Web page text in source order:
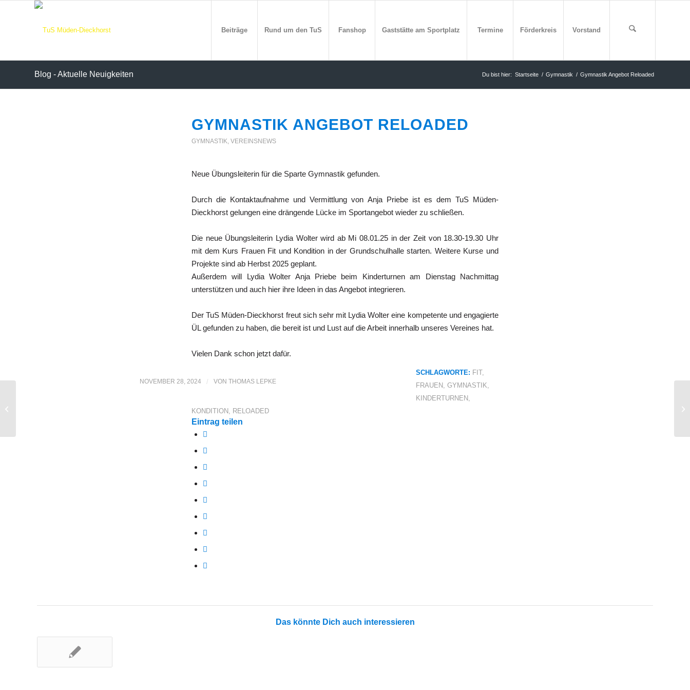
Beiträge Rund um den TuS Fanshop Gaststätte am Sportplatz Termine Förderkreis Vorstand
Blog - Aktuelle Neuigkeiten Du bist hier: Startseite / Gymnastik / Gymnastik Angebot Reloaded
GYMNASTIK ANGEBOT RELOADED
GYMNASTIK, VEREINSNEWS
Neue Übungsleiterin für die Sparte Gymnastik gefunden.
Durch die Kontaktaufnahme und Vermittlung von Anja Priebe ist es dem TuS Müden-
Dieckhorst gelungen eine drängende Lücke im Sportangebot wieder zu schließen.
Die neue Übungsleiterin Lydia Wolter wird ab Mi 08.01.25 in der Zeit von 18.30-19.30 Uhr
mit dem Kurs Frauen Fit und Kondition in der Grundschulhalle starten. Weitere Kurse und
Projekte sind ab Herbst 2025 geplant.
Außerdem will Lydia Wolter Anja Priebe beim Kinderturnen am Dienstag Nachmittag
unterstützen und auch hier ihre Ideen in das Angebot integrieren.
Der TuS Müden-Dieckhorst freut sich sehr mit Lydia Wolter eine kompetente und engagierte
ÜL gefunden zu haben, die bereit ist und Lust auf die Arbeit innerhalb unseres Vereines hat.
Vielen Dank schon jetzt dafür.
NOVEMBER 28, 2024 / VON THOMAS LEPKE
SCHLAGWORTE: FIT,
FRAUEN,GYMNASTIK,
KINDERTURNEN,
KONDITION, RELOADED
Eintrag teilen
Das könnte Dich auch interessieren